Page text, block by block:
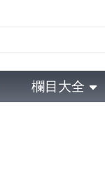
欄目大全